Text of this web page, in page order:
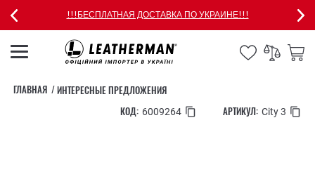
!!!БЕСПЛАТНАЯ ДОСТАВКА ПО УКРАИНЕ!!!
ГЛАВНАЯ
ИНТЕРЕСНЫЕ ПРЕДЛОЖЕНИЯ
КОД: 6009264 АРТИКУЛ: City 3